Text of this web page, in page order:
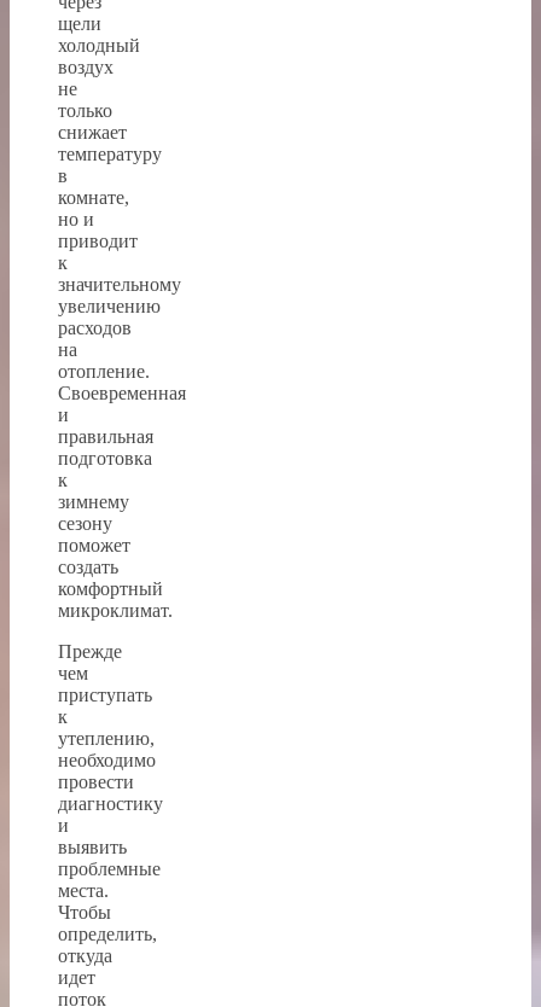
щели
холодный
воздух
не
только
снижает
температуру
в
комнате,
но и
приводит
к
значительному
увеличению
расходов
на
отопление.
Своевременная
и
правильная
подготовка
к
зимнему
сезону
поможет
создать
комфортный
микроклимат.
Прежде
чем
приступать
к
утеплению,
необходимо
провести
диагностику
и
выявить
проблемные
места.
Чтобы
определить,
откуда
идет
поток